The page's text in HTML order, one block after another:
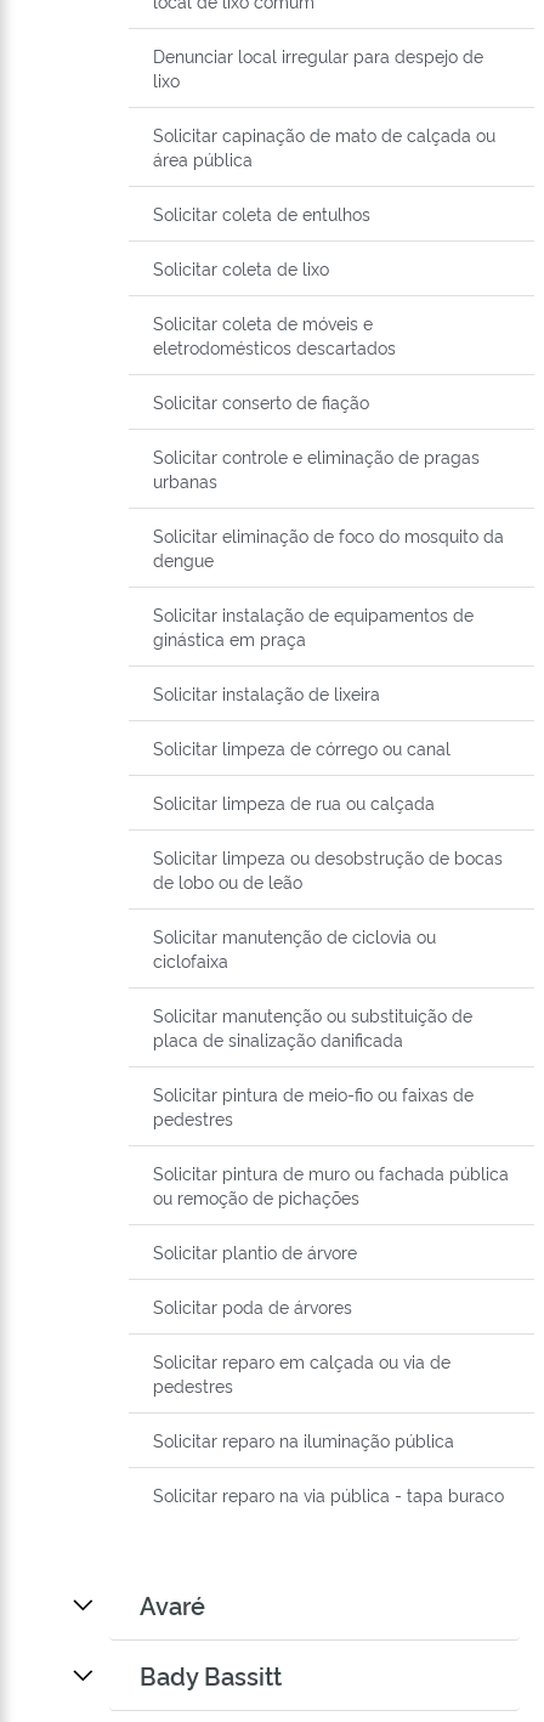
Denunciar local irregular para despejo de
lixo
Solicitar capinação de mato de calçada ou
área pública
Solicitar coleta de entulhos
Solicitar coleta de lixo
Solicitar coleta de móveis e
eletrodomésticos descartados
Solicitar conserto de fiação
Solicitar controle e eliminação de pragas
urbanas
Solicitar eliminação de foco do mosquito da
dengue
Solicitar instalação de equipamentos de
ginástica em praça
Solicitar instalação de lixeira
Solicitar limpeza de córrego ou canal
Solicitar limpeza de rua ou calçada
Solicitar limpeza ou desobstrução de bocas
de lobo ou de leão
Solicitar manutenção de ciclovia ou
ciclofaixa
Solicitar manutenção ou substituição de
placa de sinalização danificada
Solicitar pintura de meio-fio ou faixas de
pedestres
Solicitar pintura de muro ou fachada pública
ou remoção de pichações
Solicitar plantio de árvore
Solicitar poda de árvores
Solicitar reparo em calçada ou via de
pedestres
Solicitar reparo na iluminação pública
Solicitar reparo na via pública - tapa buraco
Avaré
Bady Bassitt